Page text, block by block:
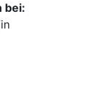
bei: